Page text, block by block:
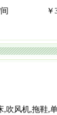
￥
,吹风机,拖鞋,